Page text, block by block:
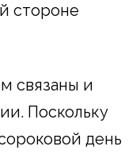
стороне
связаны и
Поскольку
день